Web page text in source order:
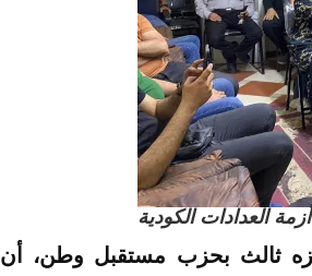
العدادات الكودية
ثالث بحزب مستقبل وطن، أن